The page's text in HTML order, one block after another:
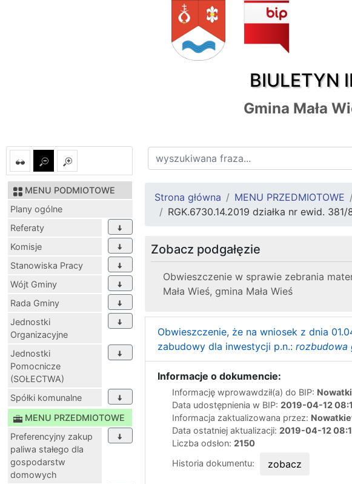
BIULETYN
Gmina Mała
MENU PODMIOTOWE
Plany ogólne
Referaty
Komisje
Stanowiska Pracy
Wójt Gminy
Rada Gminy
Jednostki
Organizacyjne
Jednostki
Pomocnicze
(SOŁECTWA)
Spółki komunalne
MENU PRZEDMIOTOWE
Preferencyjny zakup
paliwa stałego dla
gospodarstw
domowych
Strona główna MENU PRZEDMIOTOWE
RGK.6730.14.2019 działka nr ewid.
Zobacz podgałęzie
Obwieszczenie w sprawie zebrania
Mała Wieś, gmina Mała Wieś
Obwieszczenie, że na wniosek z dnia
zabudowy dla inwestycji p.n.: rozbudowa
Informacje o dokumencie:
Informację wprowawdził(a) do BIP:
Data udostępnienia w BIP: 2019-04-12
Informacja zaktualizowana przez:
Data ostatniej aktualizacji: 2019-04-12
Liczba odsłon: 2150
Historia dokumentu:
zobacz